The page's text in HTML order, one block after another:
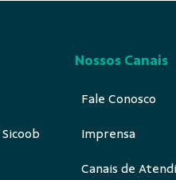
Nossos Canais
Fale Conosco
Imprensa